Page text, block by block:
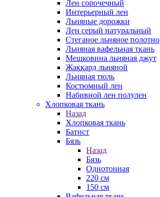
Лен сорочечный
Интерьерный лен
Льняные дорожки
Лен серый натуральный
Стеганое льняное полотно
Льняная вафельная ткань
Мешковина льняная джут
Жаккард льняной
Льняная тюль
Костюмный лен
Набивной лен полулен
Хлопковая ткань
Назад
Хлопковая ткань
Батист
Бязь
Назад
Бязь
Однотонная
220 см
150 см